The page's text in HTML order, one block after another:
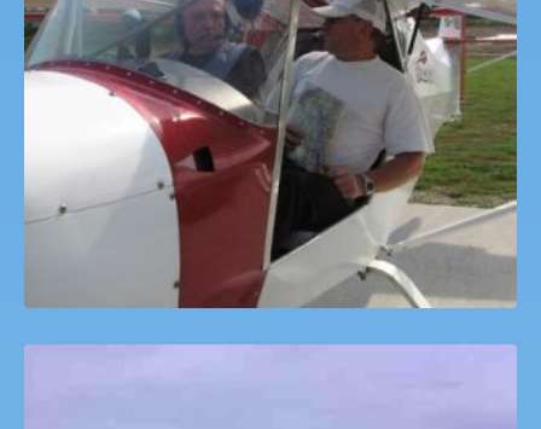
Motorosrepülő Sétarepülés Dáka